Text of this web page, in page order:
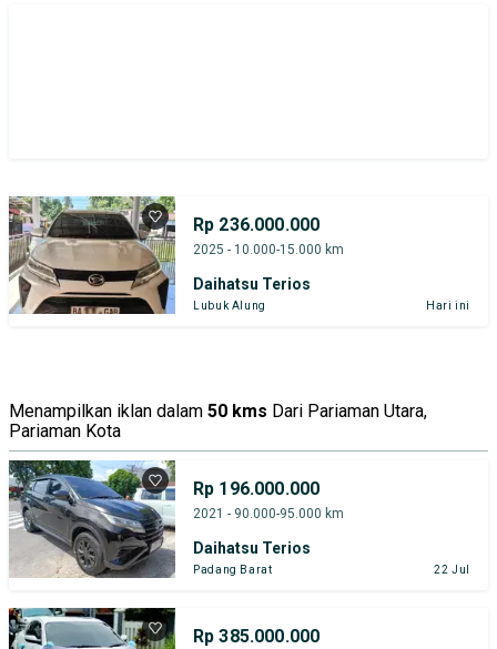
Rp 236.000.000
2025 - 10.000-15.000 km
Daihatsu Terios
Lubuk Alung Hari ini
Menampilkan iklan dalam 50 kms Dari Pariaman Utara,
Pariaman Kota
Rp 196.000.000
2021 - 90.000-95.000 km
Daihatsu Terios
Padang Barat 22 Jul
Rp 385.000.000